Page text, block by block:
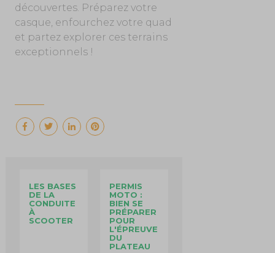
découvertes. Préparez votre
casque, enfourchez votre quad
et partez explorer ces terrains
exceptionnels !
LES BASES
DE LA
CONDUITE
À
SCOOTER
PERMIS
MOTO :
BIEN SE
PRÉPARER
POUR
L'ÉPREUVE
DU
PLATEAU